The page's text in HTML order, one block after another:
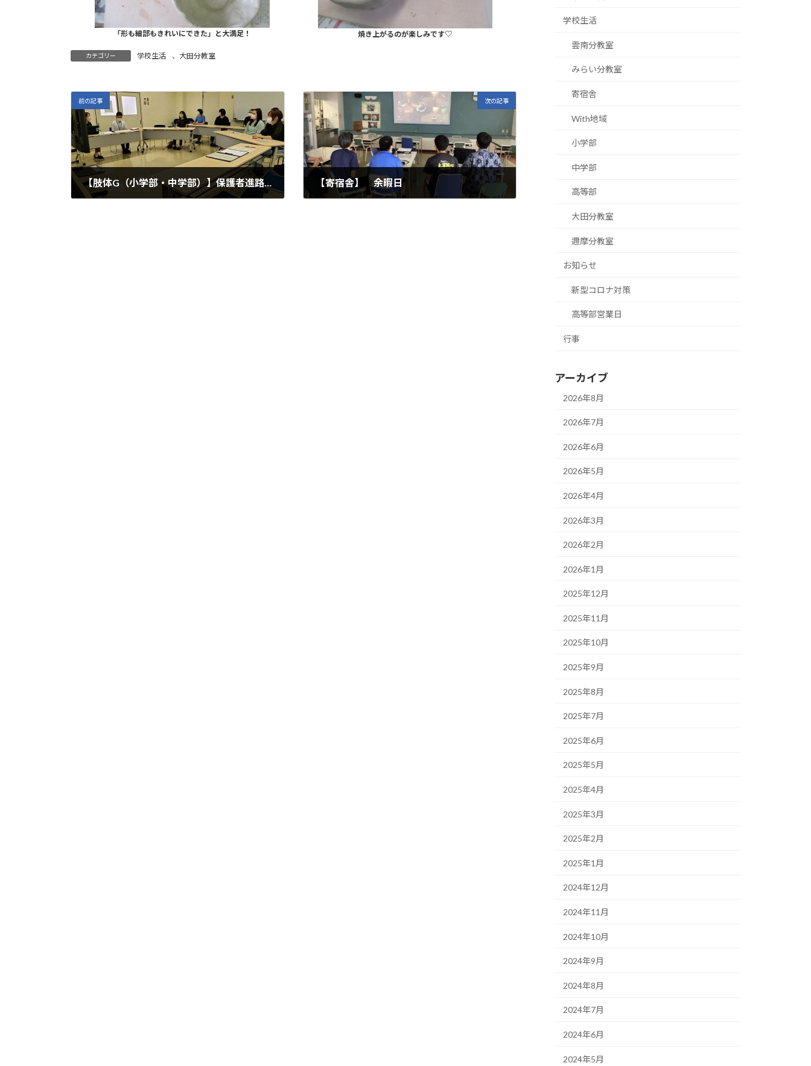
「形も細部もきれいにできた」と大満足！ 焼き上がるのが楽しみです♡
カテゴリー 学校生活 、 大田分教室
前の記事 次の記事
【寄宿舎】 余暇日
学校生活
雲南分教室
みらい分教室
寄宿舎
With地域
小学部
中学部
高等部
大田分教室
邇摩分教室
お知らせ
新型コロナ対策
高等部営業日
行事
アーカイブ
2026年8月
2026年7月
2026年6月
2026年5月
2026年4月
2026年3月
2026年2月
2026年1月
2025年12月
2025年11月
2025年10月
2025年9月
2025年8月
2025年7月
2025年6月
2025年5月
2025年4月
2025年3月
2025年2月
2025年1月
2024年12月
2024年11月
2024年10月
2024年9月
2024年8月
2024年7月
2024年6月
2024年5月